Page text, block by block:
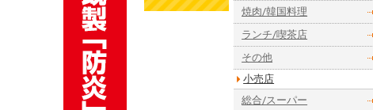
焼肉/韓国料理
ランチ/喫茶店
その他
小売店
総合/スーパー